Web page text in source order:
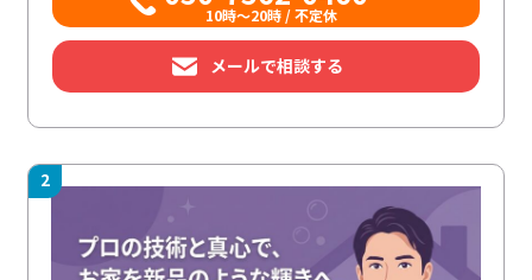
10時～20時 / 不定休
メールで相談する
2